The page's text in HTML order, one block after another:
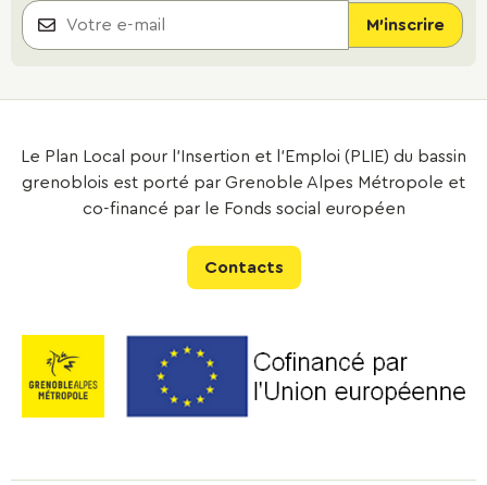
Le Plan Local pour l’Insertion et l’Emploi (PLIE) du bassin
grenoblois est porté par Grenoble Alpes Métropole et
co-financé par le Fonds social européen
Contacts